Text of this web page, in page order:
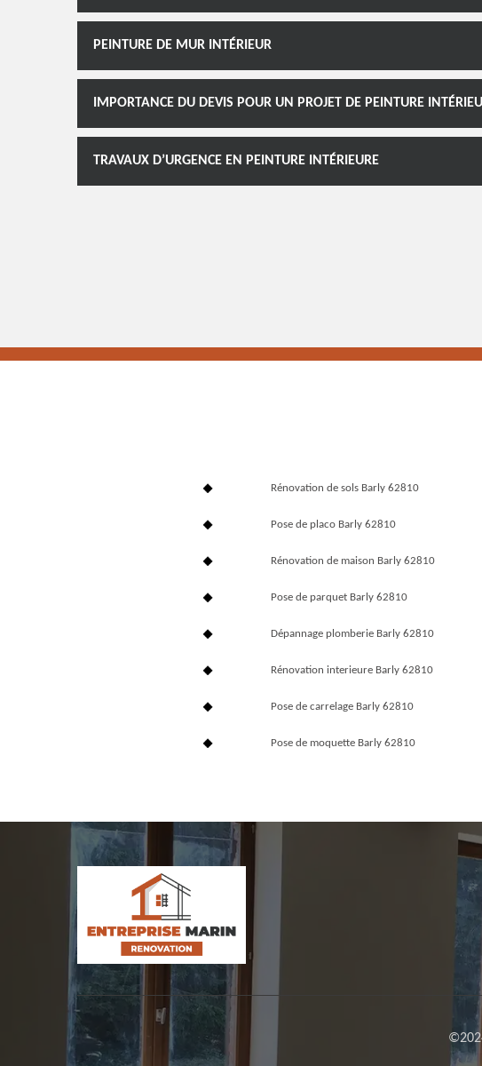
PEINTURE DE MUR INTÉRIEUR
IMPORTANCE DU DEVIS POUR UN PROJET DE PEINTURE
TRAVAUX D’URGENCE EN PEINTURE INTÉRIEURE
Rénovation de sols Barly 62810
Pose de placo Barly 62810
Rénovation de maison Barly 62810
Pose de parquet Barly 62810
Dépannage plomberie Barly 62810
Rénovation interieure Barly 62810
Pose de carrelage Barly 62810
Pose de moquette Barly 62810